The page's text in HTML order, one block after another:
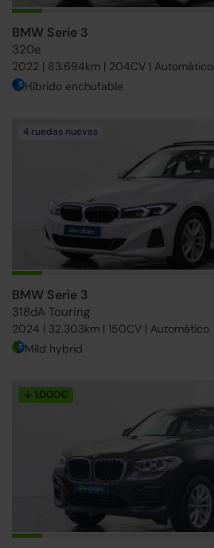
BMW Serie 3
320e
2022 | 83.694km | 204CV | Automático
Híbrido enchufable
4 ruedas nuevas
BMW Serie 3
318dA Touring
2024 | 32.303km | 150CV | Automático
Mild hybrid
↓ 1.000€